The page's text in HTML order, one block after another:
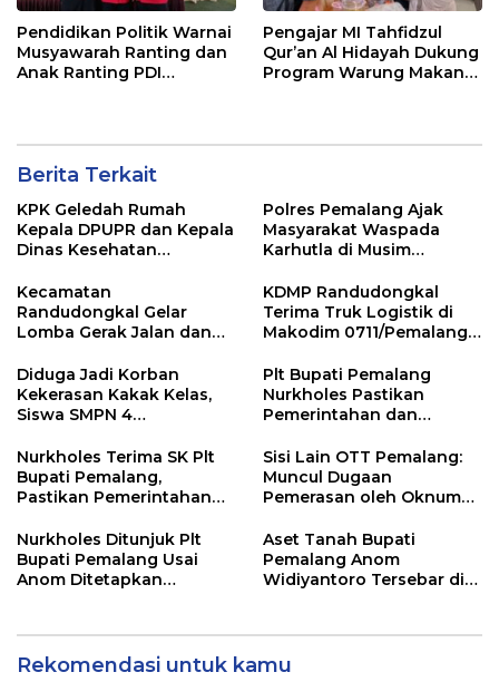
Pendidikan Politik Warnai
Musyawarah Ranting dan
Anak Ranting PDI
Pengajar MI Tahfidzul
Qur’an Al Hidayah Dukung
Program Warung Makan
Berita Terkait
KPK Geledah Rumah
Kepala DPUPR dan Kepala
Dinas Kesehatan
Polres Pemalang Ajak
Masyarakat Waspada
Karhutla di Musim
Kecamatan
Randudongkal Gelar
Lomba Gerak Jalan dan
HUT RI ke-81
KDMP Randudongkal
Terima Truk Logistik di
Makodim 0711/Pemalang
Desa
Diduga Jadi Korban
Kekerasan Kakak Kelas,
Siswa SMPN 4
Dunia
Plt Bupati Pemalang
Nurkholes Pastikan
Pemerintahan dan
Berjalan
Nurkholes Terima SK Plt
Bupati Pemalang,
Pastikan Pemerintahan
Sisi Lain OTT Pemalang:
Muncul Dugaan
Pemerasan oleh Oknum
Nurkholes Ditunjuk Plt
Bupati Pemalang Usai
Anom Ditetapkan
Aset Tanah Bupati
Pemalang Anom
Widiyantoro Tersebar di
Rekomendasi untuk kamu